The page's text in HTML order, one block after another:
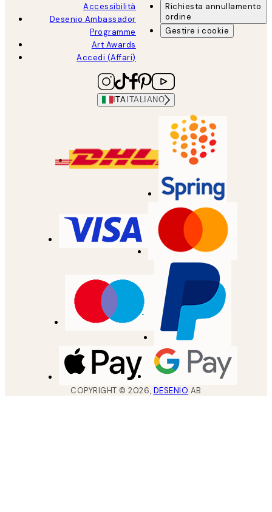
Accessibilità
Desenio Ambassador
Programme
Art Awards
Accedi (Affari)
Richiesta annullamento
ordine
Gestire i cookie
ITA ITALIANO
COPYRIGHT ©2026, DESENIO AB